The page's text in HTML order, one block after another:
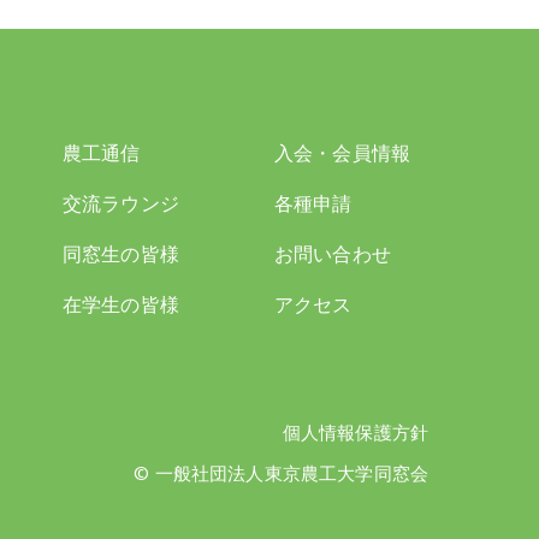
農工通信
交流ラウンジ
同窓生の皆様
在学生の皆様
入会・会員情報
各種申請
お問い合わせ
アクセス
個人情報保護方針
© 一般社団法人東京農工大学同窓会